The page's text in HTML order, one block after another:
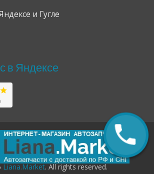
и Гугле
в Яндексе
Liana.Market. All rights reserved.